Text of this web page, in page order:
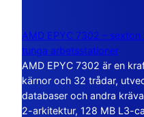
AMD EPYC 7302 –
tunga arbetsstationer
AMD EPYC 7302 är en
kärnor och 32 trådar,
databaser och andra
2-arkitektur, 128 MB L3-